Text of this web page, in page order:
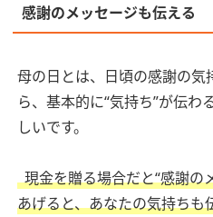
感謝のメッセージも伝える
母の日とは、日頃の感謝の気
ら、基本的に“気持ち”が伝わ
しいです。
現金を贈る場合だと“感謝の
あげると、あなたの気持ちも